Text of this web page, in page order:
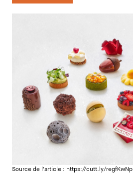
Source de l'article : https://cutt.ly/regfKwNp